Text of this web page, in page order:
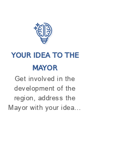
YOUR IDEA TO THE
MAYOR
Get involved in the
development of the
region, address the
Mayor with your idea…